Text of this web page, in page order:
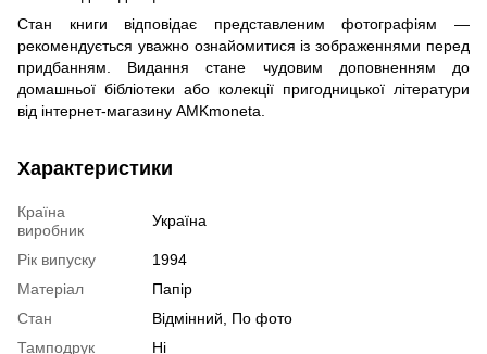
Стан книги відповідає представленим фотографіям —
рекомендується уважно ознайомитися із зображеннями перед
придбанням. Видання стане чудовим доповненням до
домашньої бібліотеки або колекції пригодницької літератури
від інтернет-магазину AMKmoneta.
Характеристики
Країна
виробник
Україна
Рік випуску
1994
Матеріал
Папір
Стан
Відмінний, По фото
Тамподрук
Ні